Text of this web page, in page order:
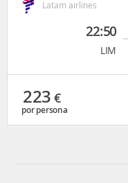
Latam airlines
22:50
LIM
223 €
por persona